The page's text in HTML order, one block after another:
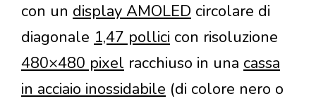
con un display AMOLED circolare di
diagonale 1,47 pollici con risoluzione
480×480 pixel racchiuso in una cassa
in acciaio inossidabile (di colore nero o